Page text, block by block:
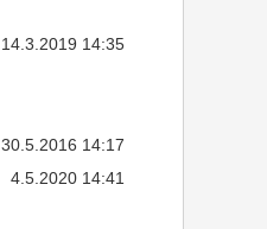
14.3.2019 14:35
30.5.2016 14:17
4.5.2020 14:41